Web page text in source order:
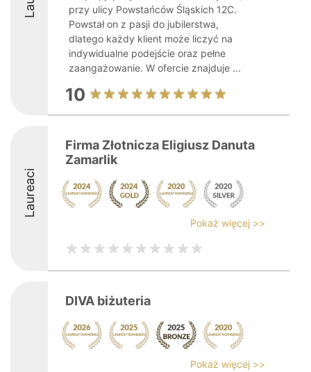
przy ulicy Powstańców Śląskich 12C.
Powstał on z pasji do jubilerstwa,
dlatego każdy klient może liczyć na
indywidualne podejście oraz pełne
zaangażowanie. W ofercie znajduje ...
10
Laureaci
Firma Złotnicza Eligiusz Danuta
Zamarlik
Pokaż więcej >>
DIVA biżuteria
Pokaż więcej >>